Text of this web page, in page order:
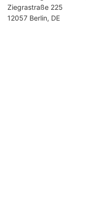
Ziegrastraße 225
12057 Berlin, DE